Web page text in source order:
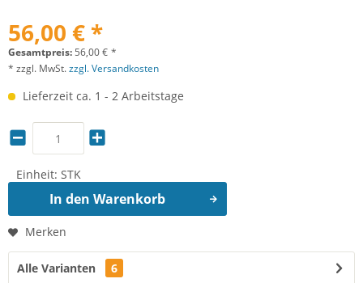
56,00 € *
Gesamtpreis: 56,00€ *
* zzgl. MwSt.zzgl. Versandkosten
Lieferzeit ca. 1 - 2 Arbeitstage
Einheit: STK
In den Warenkorb
Merken
Alle Varianten
6